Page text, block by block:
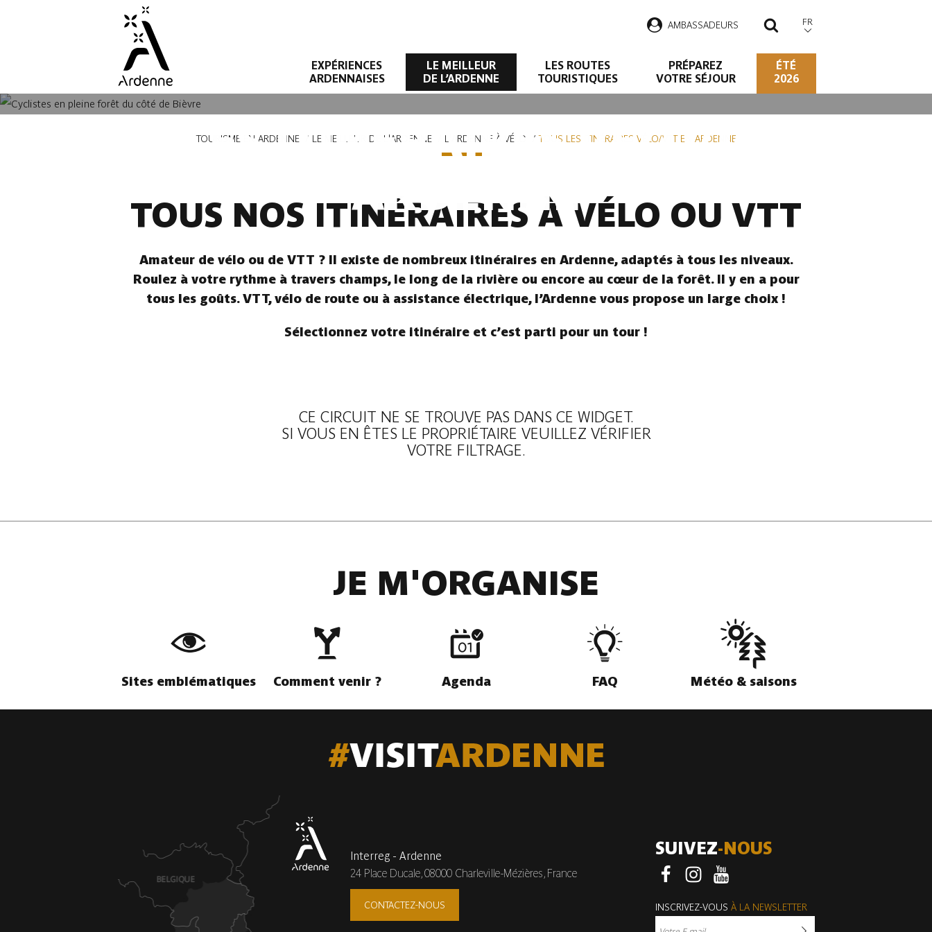
AMBASSADEURS RECHERCHER
FR
EXPÉRIENCES
ARDENNAISES
LE MEILLEUR
DE L’ARDENNE
LES ROUTES
TOURISTIQUES
PRÉPAREZ
VOTRE SÉJOUR
ÉTÉ
2026
TOUS LES ITINÉRAIRES VÉLO/VTT EN
ARDENNE
TOURISME EN ARDENNE LE MEILLEUR DE L'ARDENNE L'ARDENNE À VÉLO TOUS LES ITINÉRAIRES VÉLO/VTT EN ARDENNE
TOUS NOS ITINÉRAIRES À VÉLO OU VTT
Amateur de vélo ou de VTT ? Il existe de nombreux itinéraires en Ardenne, adaptés à tous les niveaux.
Roulez à votre rythme à travers champs, le long de la rivière ou encore au cœur de la forêt. Il y en a pour
tous les goûts. VTT, vélo de route ou à assistance électrique, l’Ardenne vous propose un large choix !
Sélectionnez votre itinéraire et c’est parti pour un tour !
CE CIRCUIT NE SE TROUVE PAS DANS CE WIDGET.
SI VOUS EN ÊTES LE PROPRIÉTAIRE VEUILLEZ VÉRIFIER
VOTRE FILTRAGE.
JE M'ORGANISE
Sites emblématiques Comment venir ? Agenda FAQ Météo & saisons
Interreg - Ardenne
24 Place Ducale,08000 Charleville-Mézières, France
CONTACTEZ-NOUS
SUIVEZ-NOUS
Youtube
INSCRIVEZ-VOUS À LA NEWSLETTER